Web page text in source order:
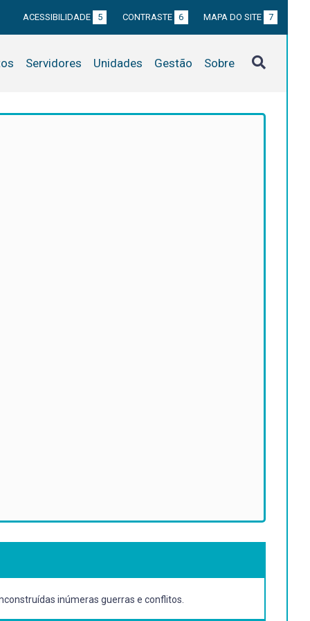
ACESSIBILIDADE 5 CONTRASTE 6 MAPA DO SITE 7
Servidores Unidades Gestão Sobre
inúmeras guerras e conflitos.